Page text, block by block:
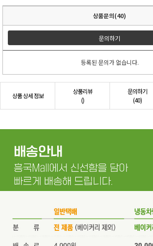
상품문의(40)
문의하기
등록된 문의가 없습니다.
상품 상세 정보
상품리뷰
()
문의하기
(40)